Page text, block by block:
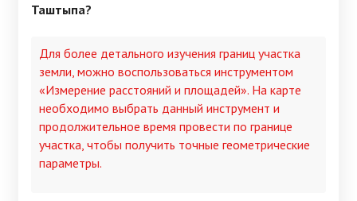
Таштыпа?
Для более детального изучения границ участка
земли, можно воспользоваться инструментом
«Измерение расстояний и площадей». На карте
необходимо выбрать данный инструмент и
продолжительное время провести по границе
участка, чтобы получить точные геометрические
параметры.